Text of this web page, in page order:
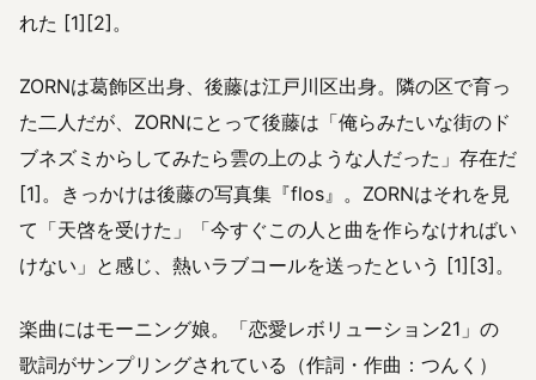
れた [1][2]。
ZORNは葛飾区出身、後藤は江戸川区出身。隣の区で育っ
た二人だが、ZORNにとって後藤は「俺らみたいな街のド
ブネズミからしてみたら雲の上のような人だった」存在だ
[1]。きっかけは後藤の写真集『flos』。ZORNはそれを見
て「天啓を受けた」「今すぐこの人と曲を作らなければい
けない」と感じ、熱いラブコールを送ったという [1][3]。
楽曲にはモーニング娘。「恋愛レボリューション21」の
歌詞がサンプリングされている（作詞・作曲：つんく）